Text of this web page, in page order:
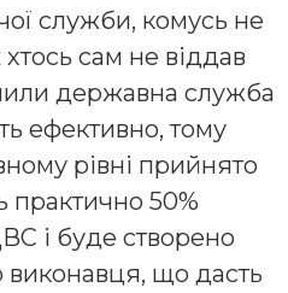
служби, комусь не
сам не віддав
державна служба
ефективно, тому
рівні прийнято
практично 50%
і буде створено
виконавця, що дасть